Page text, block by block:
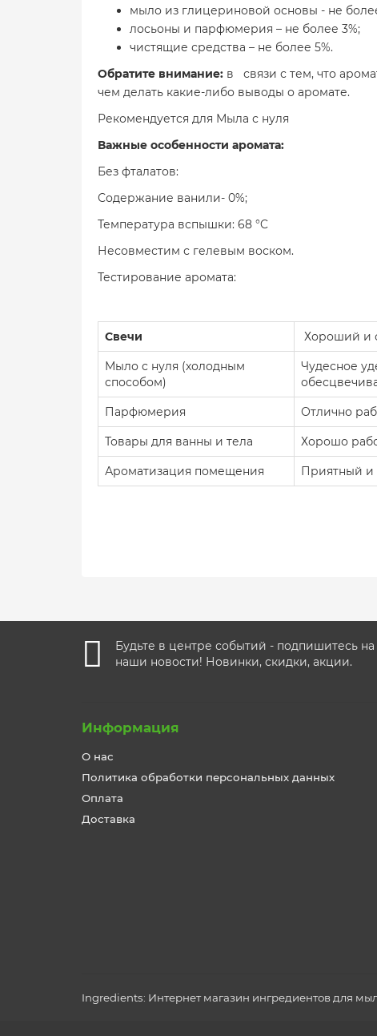
мыло из глицериновой основы - не
лосьоны и парфюмерия – не более 3%;
чистящие средства – не более 5%.
Обратите внимание: в связи с тем, что
чем делать какие-либо выводы о аромате.
Рекомендуется для Мыла с нуля
Важные особенности аромата:
Без фталатов:
Содержание ванили- 0%;
Температура вспышки: 68 °C
Несовместим с гелевым воском.
Тестирование аромата:
Свечи Хороший и
Мыло с нуля (холодным
способом)
Чудесное
Парфюмерия Отлично
Товары для ванны и тела Хорошо
Ароматизация помещения Приятный и
Будьте в центре событий - подпишитесь на
наши новости! Новинки, скидки, акции.
Информация
О нас
Политика обработки персональных данных
Оплата
Доставка
Ingredients: Интернет магазин ингредиентов для